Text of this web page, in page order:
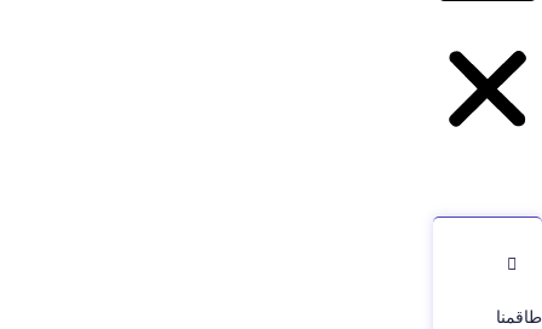
طاقمنا